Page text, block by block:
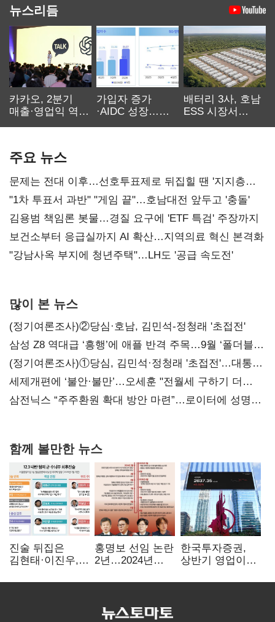
뉴스리듬
카카오, 2분기
매출·영업익 역대
가입자 증가
·AIDC 성장…
배터리 3사, 호남
ESS 시장서
주요 뉴스
문제는 전대 이후…선호투표제로 뒤집힐 땐 '지지층
불복'
"1차 투표서 과반" "게임 끝"…호남대전 앞두고 '충돌'
김용범 책임론 봇물…경질 요구에 'ETF 특검' 주장까지
보건소부터 응급실까지 AI 확산…지역의료 혁신 본격화
"강남사옥 부지에 청년주택"…LH도 '공급 속도전'
많이 본 뉴스
(정기여론조사)②당심·호남, 김민석-정청래 '초접전'
삼성 Z8 역대급 ‘흥행’에 애플 반격 주목…9월 ‘폴더블
대전’
(정기여론조사)①당심, 김민석·정청래 '초접전'…대통령
지지도 '50% 아래로'(종합)
세제개편에 ‘불안·불만’…오세훈 "전월세 구하기 더
힘들어질 것"
삼전닉스 “주주환원 확대 방안 마련”…로이터에 성명
함께 볼만한 뉴스
진술 뒤집은
김현태·이진우,
헌신"…법정서
홍명보 선임 논란
2년…2024년
압색까지
한국투자증권,
상반기 영업이익
전년비 89.1%↑